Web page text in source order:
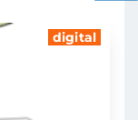
digital